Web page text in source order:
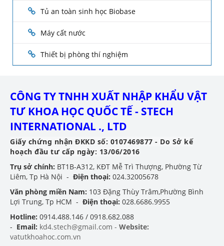
Tủ an toàn sinh học Biobase
Máy cất nước
Thiết bị phòng thí nghiệm
CÔNG TY TNHH XUẤT NHẬP KHẨU VẬT
TƯ KHOA HỌC QUỐC TẾ - STECH
INTERNATIONAL ., LTD
Giấy chứng nhận ĐKKD số: 0107469877 - Do Sở kế
hoạch đầu tư cấp ngày: 13/06/2016
Trụ sở chính: BT1B-A312, KĐT Mễ Trì Thượng, Phường Từ
Liêm, Tp Hà Nội - Điện thoại: 024.32005678
Văn phòng miền Nam: 103 Đặng Thùy Trâm,Phường Bình
Lợi Trung, Tp HCM - Điện thoại: 028.6686.9955
Hotline: 0914.488.146 / 0918.682.088
- Email: kd4.stech@gmail.com - Website:
vatutkhoahoc.com.vn